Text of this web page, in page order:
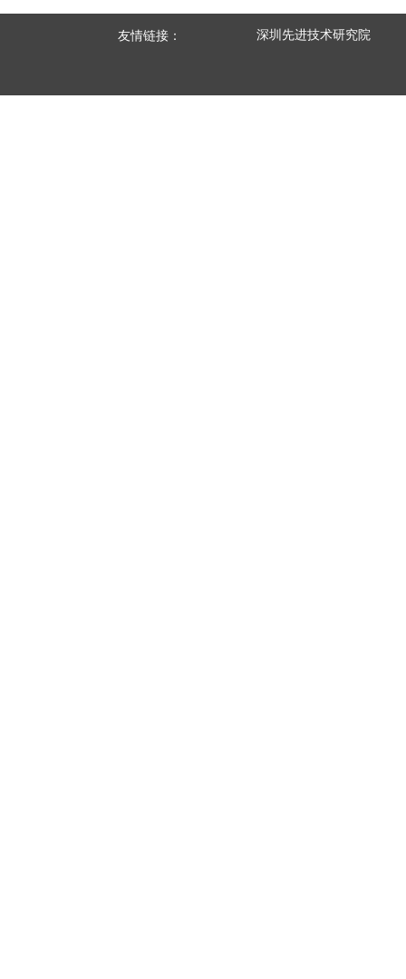
深圳先进技术研究院
友情链接：